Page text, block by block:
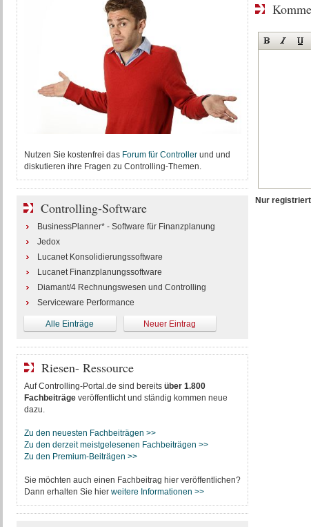
Nur
Nutzen Sie kostenfrei das Forum für Controllerund und
diskutieren ihre Fragen zu Controlling-Themen.
Controlling-Software
BusinessPlanner* - Software für Finanzplanung
Jedox
Lucanet Konsolidierungssoftware
Lucanet Finanzplanungssoftware
Diamant/4 Rechnungswesen und Controlling
Serviceware Performance
Alle Einträge Neuer Eintrag
Riesen- Ressource
Auf Controlling-Portal.de sind bereits über 1.800
Fachbeiträgeveröffentlicht und ständig kommen neue
dazu.
Zu den neuesten Fachbeiträgen >>
Zu den derzeit meistgelesenen Fachbeiträgen >>
Zu den Premium-Beiträgen >>
Sie möchten auch einen Fachbeitrag hier veröffentlichen?
Dann erhalten Sie hier weitere Informationen >>